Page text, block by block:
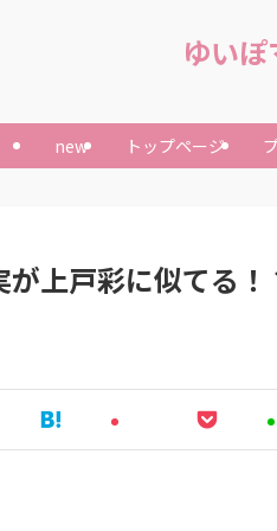
ゆい
new トップページ
上戸彩に似てる